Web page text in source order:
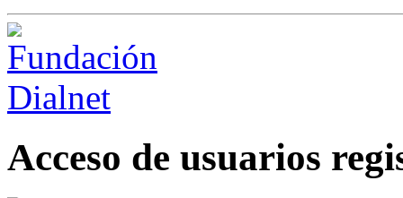
Acceso de usuarios